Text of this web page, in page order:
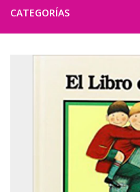
CATEGORÍAS